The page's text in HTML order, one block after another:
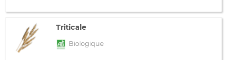
Triticale
Biologique